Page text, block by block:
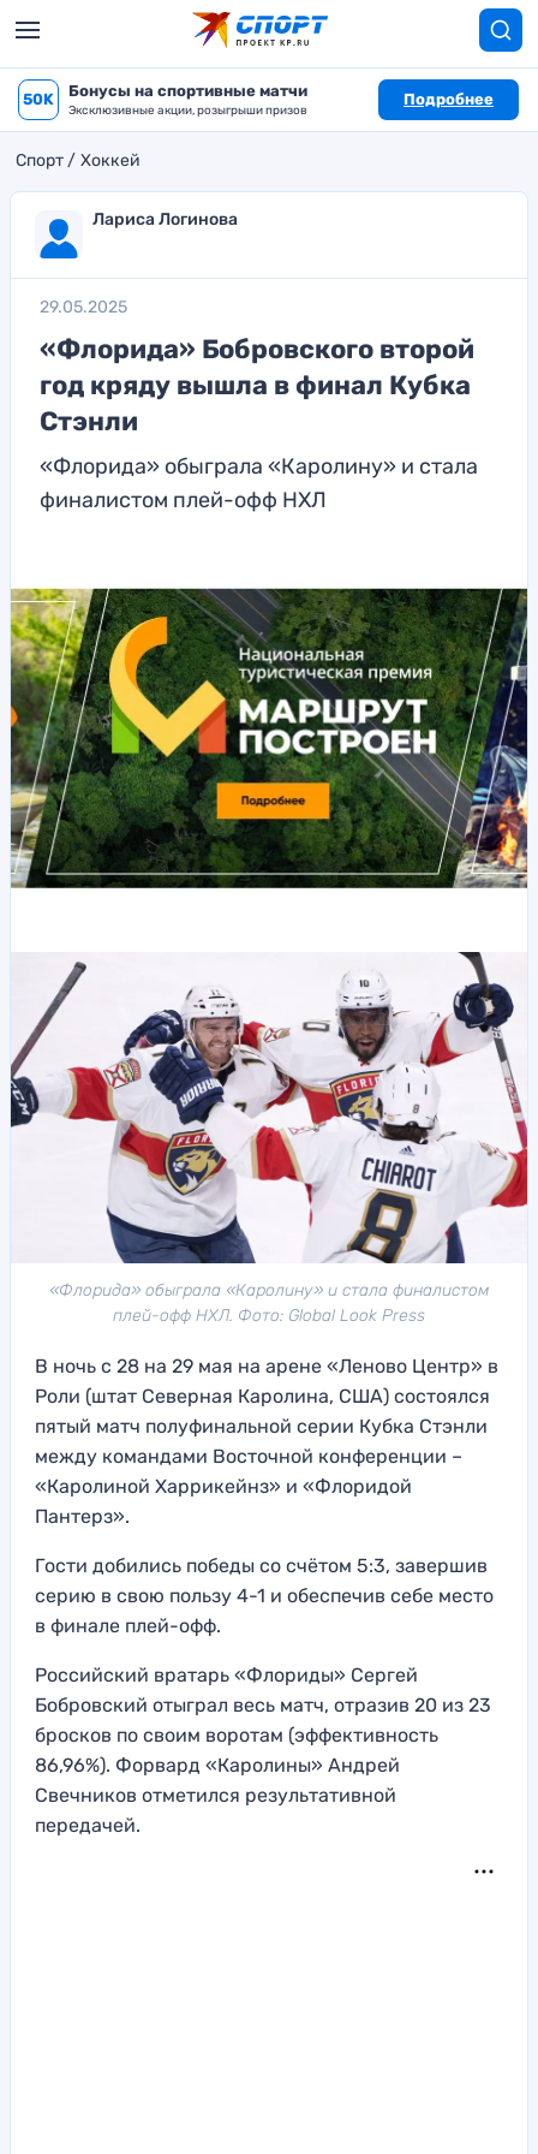
50K Бонусы на спортивные матчи
Эксклюзивные акции, розыгрыши призов
Подробнее
Спорт Хоккей
Лариса Логинова
29.05.2025
«Флорида» Бобровского второй
год кряду вышла в финал Кубка
Стэнли
«Флорида» обыграла «Каролину» и стала
финалистом плей-офф НХЛ
«Флорида» обыграла «Каролину» и стала финалистом
плей-офф НХЛ. Фото: Global Look Press
В ночь с 28 на 29 мая на арене «Леново Центр» в
Роли (штат Северная Каролина, США) состоялся
пятый матч полуфинальной серии Кубка Стэнли
между командами Восточной конференции –
«Каролиной Харрикейнз» и «Флоридой
Пантерз».
Гости добились победы со счётом 5:3, завершив
серию в свою пользу 4-1 и обеспечив себе место
в финале плей-офф.
Российский вратарь «Флориды» Сергей
Бобровский отыграл весь матч, отразив 20 из 23
бросков по своим воротам (эффективность
86,96%). Форвард «Каролины» Андрей
Свечников отметился результативной
передачей.